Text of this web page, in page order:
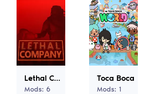
Lethal Company
Mods: 6
Toca Boca
Mods: 1